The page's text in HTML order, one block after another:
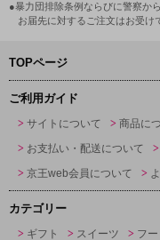
●暴力団排除条例ならびに警察か
お届先に対するご注文はお受け
TOPページ
ご利用ガイド
サイトについて 商品に
お支払い・配送について
京王web会員について
カテゴリー
ギフト スイーツ フー